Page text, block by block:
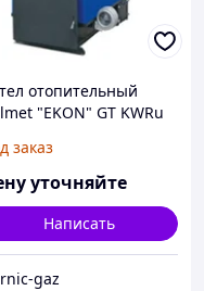
отопительный
"EKON" GT KWRu
заказ
уточняйте
Написать
gaz